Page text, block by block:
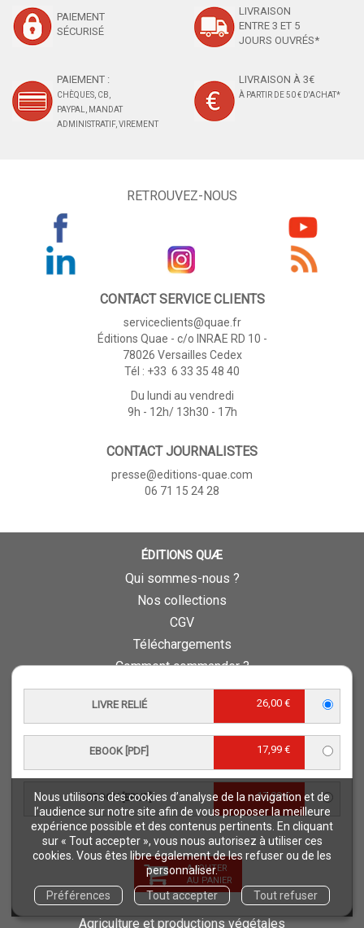
Nous utilisons des cookies d’analyse de la navigation et de
l’audience sur notre site afin de vous proposer la meilleure
expérience possible et des contenus pertinents. En cliquant
sur « Tout accepter », vous nous autorisez à utiliser ces
cookies. Vous êtes libre également de les refuser ou de les
personnaliser.
Préférences
Tout accepter Tout refuser
LIVRE RELIÉ 26,00 €
EBOOK [PDF] 17,99 €
EBOOK [EPUB] 17,99 €
AJOUTER
AU PANIER
PAIEMENT
SÉCURISÉ
LIVRAISON
ENTRE 3 ET 5
JOURS OUVRÉS*
PAIEMENT :
CHÈQUES, CB,
PAYPAL, MANDAT
ADMINISTRATIF, VIREMENT
LIVRAISON À 3€
À PARTIR DE 50 € D'ACHAT*
RETROUVEZ-NOUS
CONTACT SERVICE CLIENTS
serviceclients@quae.fr
Éditions Quae - c/o INRAE RD 10 -
78026 Versailles Cedex
Tél : +33 6 33 35 48 40
Du lundi au vendredi
9h - 12h/ 13h30 - 17h
CONTACT JOURNALISTES
presse@editions-quae.com
06 71 15 24 28
ÉDITIONS QUÆ
Qui sommes-nous ?
Nos collections
CGV
Téléchargements
Comment commander ?
Où trouver nos ouvrages ?
Comment lire un ebook ?
Conseil scientifique et éditorial
Charte d’éthique éditoriale
Questions fréquentes
Protection de vos données personnelles - RGPD
QUAE RECRUTE
Retours et commandes
NOS THÉMATIQUES
Agriculture et productions végétales